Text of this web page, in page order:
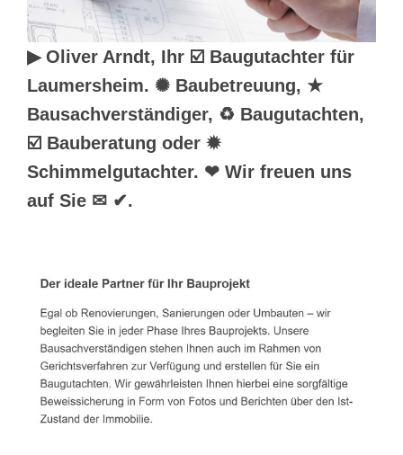
▶︎ Oliver Arndt, Ihr ☑️ Baugutachter für
Laumersheim. ✺ Baubetreuung, ★
Bausachverständiger, ♻ Baugutachten,
☑️ Bauberatung oder ✹
Schimmelgutachter. ❤ Wir freuen uns
auf Sie ✉ ✔.